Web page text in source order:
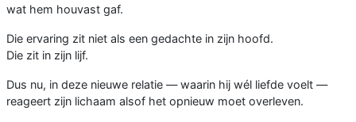
wat hem houvast gaf.
Die ervaring zit niet als een gedachte in zijn hoofd.
Die zit in zijn lijf.
Dus nu, in deze nieuwe relatie — waarin hij wél liefde voelt —
reageert zijn lichaam alsof het opnieuw moet overleven.